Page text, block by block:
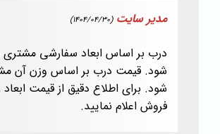
مدیر سایت (1404/04/30)
درب بر اساس ابعاد سفارشی
شود. قیمت درب بر اساس وزن
شود. برای اطلاع دقیق از قیمت ابعاد
فروش اعلام نمایید.